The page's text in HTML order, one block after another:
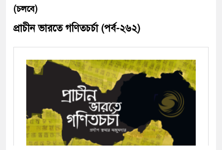
(চলবে)
প্রাচীন ভারতে গণিতচর্চা (পর্ব-২৬২)